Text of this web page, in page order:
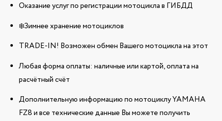
Оказание услуг по регистрации мотоцикла в ГИБДД
❄️Зимнее хранение мотоциклов
TRADE-IN! Возможен обмен Вашего мотоцикла на этот
Любая форма оплаты: наличные или картой, оплата на
расчётный счёт
Дополнительную информацию по мотоциклу YAMAHA
FZ8 и все технические данные Вы можете получить